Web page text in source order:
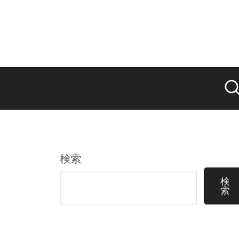
検
検索
検
索